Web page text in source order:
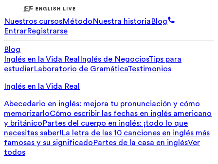
Nuestros cursosMétodoNuestra historiaBlog
EntrarRegistrarse
Blog
Inglés en la Vida Real Inglés de NegociosTips para
estudiarLaboratorio de GramáticaTestimonios
Inglés en la Vida Real
Abecedario en inglés: mejora tu pronunciación y cómo
memorizarloCómo escribir las fechas en inglés americano
y británicoPartes del cuerpo en inglés: ¡todo lo que
necesitas saber!La letra de las 10 canciones en inglés más
famosas y su significadoPartes de la casa en inglésVer
todos